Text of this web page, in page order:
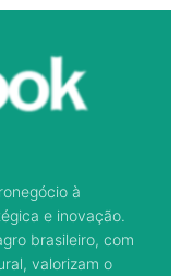
à
e inovação.
brasileiro, com
valorizam o